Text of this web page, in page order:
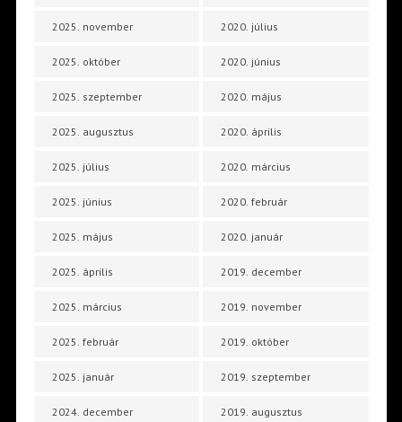
2025. november
2025. október
2025. szeptember
2025. augusztus
2025. július
2025. június
2025. május
2025. április
2025. március
2025. február
2025. január
2024. december
2020. július
2020. június
2020. május
2020. április
2020. március
2020. február
2020. január
2019. december
2019. november
2019. október
2019. szeptember
2019. augusztus